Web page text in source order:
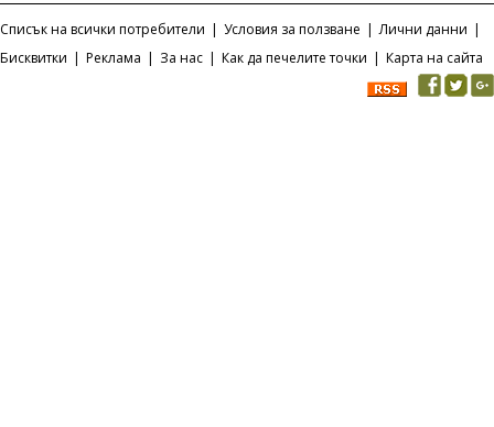
Списък на всички потребители | Условия за ползване | Лични данни |
Бисквитки | Реклама | За нас | Как да печелите точки | Карта на сайта